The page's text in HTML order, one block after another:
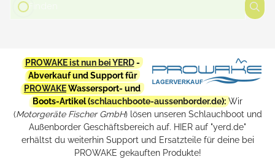
PROWAKE ist nun bei YERD-
Abverkauf und Support für
PROWAKEWassersport- und
Boots-Artikel (schlauchboote-aussenborder.de): Wir
(Motorgeräte Fischer GmbH) lösen unseren Schlauchboot und
Außenborder Geschäftsbereich auf. HIER auf "yerd.de"
erhältst du weiterhin Support und Ersatzteile für deine bei
PROWAKE gekauften Produkte!